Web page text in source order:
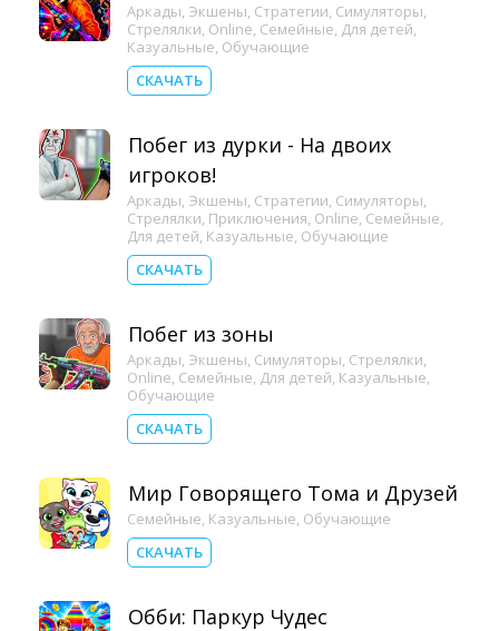
Аркады, Экшены, Стратегии, Симуляторы,
Стрелялки, Online, Семейные, Для детей,
Казуальные, Обучающие
СКАЧАТЬ
Побег из дурки - На двоих
игроков!
Аркады, Экшены, Стратегии, Симуляторы,
Стрелялки, Приключения, Online, Семейные,
Для детей, Казуальные, Обучающие
СКАЧАТЬ
Побег из зоны
Аркады, Экшены, Симуляторы, Стрелялки,
Online, Семейные, Для детей, Казуальные,
Обучающие
СКАЧАТЬ
Мир Говорящего Тома и Друзей
Семейные, Казуальные, Обучающие
СКАЧАТЬ
Обби: Паркур Чудес